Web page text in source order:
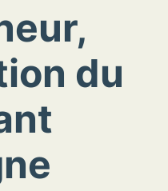
du